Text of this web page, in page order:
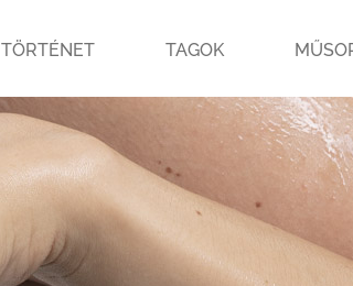
TÖRTÉNET TAGOK